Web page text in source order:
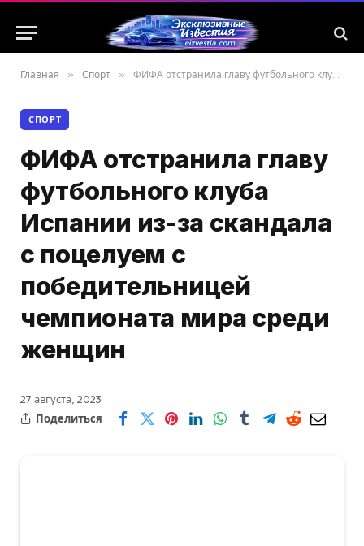
Главная » Спорт » ФИФА отстранила главу футбольного клуба Испании из-за скандала с поцелуем с победительницей чемпионата мира среди женщин
СПОРТ
ФИФА отстранила главу
футбольного клуба
Испании из-за скандала
с поцелуем с
победительницей
чемпионата мира среди
женщин
27 августа, 2023
Поделиться